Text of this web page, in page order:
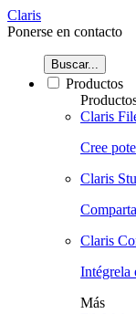
Claris
Ponerse en contacto
Buscar...
Productos
Claris
Cree
Claris
Claris
Intégrela
Más